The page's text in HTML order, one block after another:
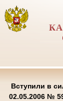
Вступили в
02.05.2006 №